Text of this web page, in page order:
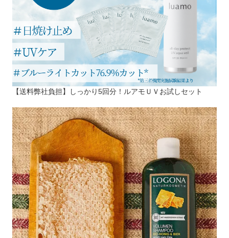
【送料弊社負担】しっかり5回分！ルアモＵＶお試しセット